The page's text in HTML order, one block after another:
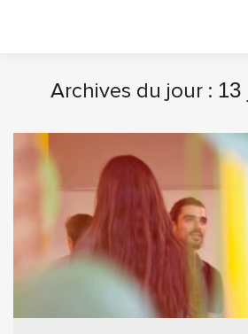
Archives du jour : 13